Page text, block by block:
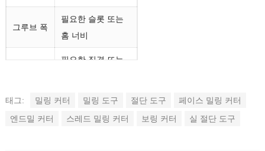
그루브 폭
필요한 슬롯 또는
홈 너비
필요한 직경 또는
홈 깊이 또는 측면
절단 깊이
태그: 밀링 커터 밀링 도구 절단 도구
페이스 밀링 커터
엔드밀 커터
스레드 밀링 커터 보링 커터 실 절단 도구